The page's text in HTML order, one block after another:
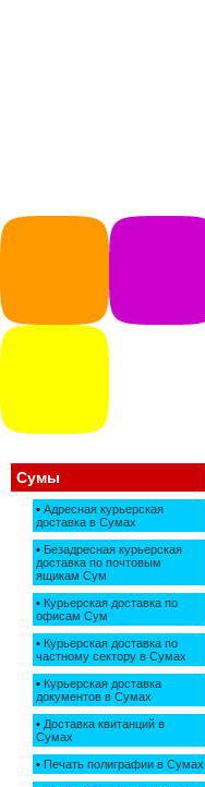
Сумы
• Адресная курьерская
доставка в Сумах
• Безадресная курьерская
доставка по почтовым
ящикам Сум
• Курьерская доставка по
офисам Сум
• Курьерская доставка по
частному сектору в Сумах
• Курьерская доставка
документов в Сумах
• Доставка квитанций в
Сумах
• Печать полиграфии в Сумах